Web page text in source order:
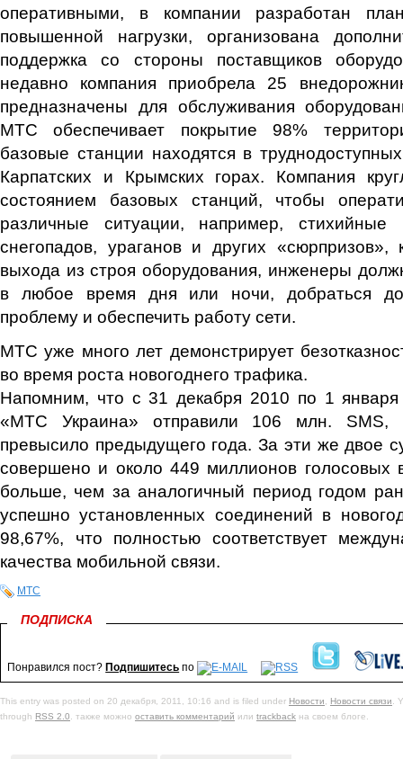
оперативными, в компании разработан
повышенной нагрузки, организована
поддержка со стороны поставщиков
недавно компания приобрела 25
предназначены для обслуживания
МТС обеспечивает покрытие 98%
базовые станции находятся в
Карпатских и Крымских горах. Компания
состоянием базовых станций, чтобы
различные ситуации, например,
снегопадов, ураганов и других «сюрпризов»,
выхода из строя оборудования, инженеры
в любое время дня или ночи, добраться до
проблему и обеспечить работу сети.
МТС уже много лет демонстрирует
во время роста новогоднего трафика.
Напомним, что с 31 декабря 2010 по 1
«МТС Украина» отправили 106 млн. SMS,
превысило предыдущего года. За эти же двое
совершено и около 449 миллионов голосовых
больше, чем за аналогичный период годом
успешно установленных соединений в
98,67%, что полностью соответствует
качества мобильной связи.
МТС
ПОДПИСКА
Понравился пост? Подпишитесь по
This entry was posted on 20 декабря, 2011, 10:16 and is filed under Новости, Новости связи.
through RSS 2.0. также можно оставить комментарий или trackback на своем блоге.